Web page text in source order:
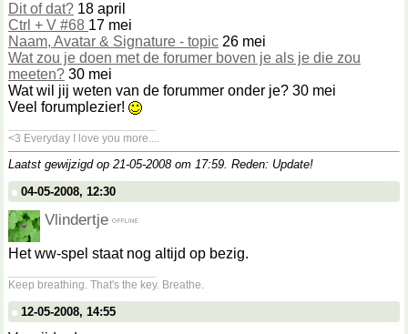
Dit of dat? 18 april
Ctrl + V #68 17 mei
Naam, Avatar & Signature - topic 26 mei
Wat zou je doen met de forumer boven je als je die zou
meeten? 30 mei
Wat wil jij weten van de forummer onder je? 30 mei
Veel forumplezier!
<3 Everyday I love you more....
Laatst gewijzigd op 21-05-2008 om 17:59. Reden: Update!
04-05-2008, 12:30
Vlindertje
Het ww-spel staat nog altijd op bezig.
Keep breathing. That's the key. Breathe.
12-05-2008, 14:55